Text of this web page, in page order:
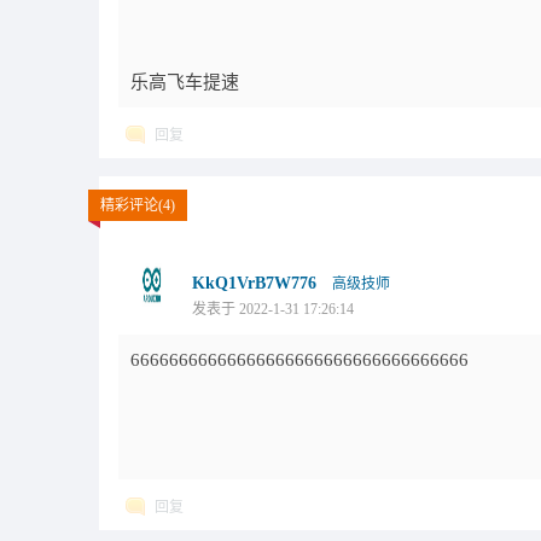
乐高飞车提速
回复
精彩评论(4)
KkQ1VrB7W776
高级技师
发表于 2022-1-31 17:26:14
66666666666666666666666666666666666
回复